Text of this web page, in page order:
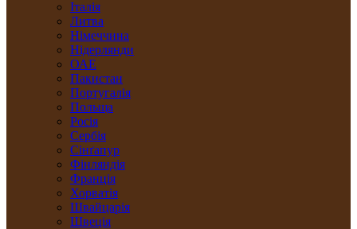
Італія
Литва
Німеччина
Нідерлянди
ОАЕ
Пакистан
Португалія
Польща
Росія
Сербія
Сінґапур
Фінляндія
Франція
Хорватія
Швайцарія
Швеція